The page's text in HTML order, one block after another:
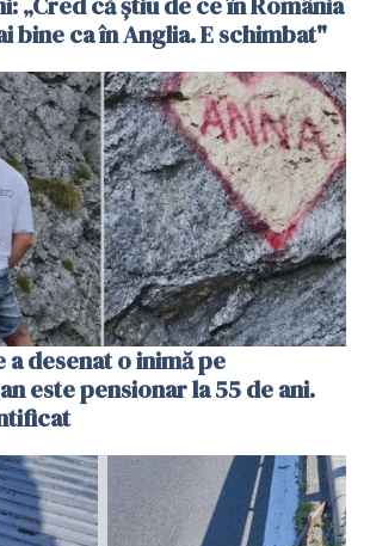
bine ca în Anglia. E schimbat"
desenat o inimă pe
este pensionar la 55 de ani.